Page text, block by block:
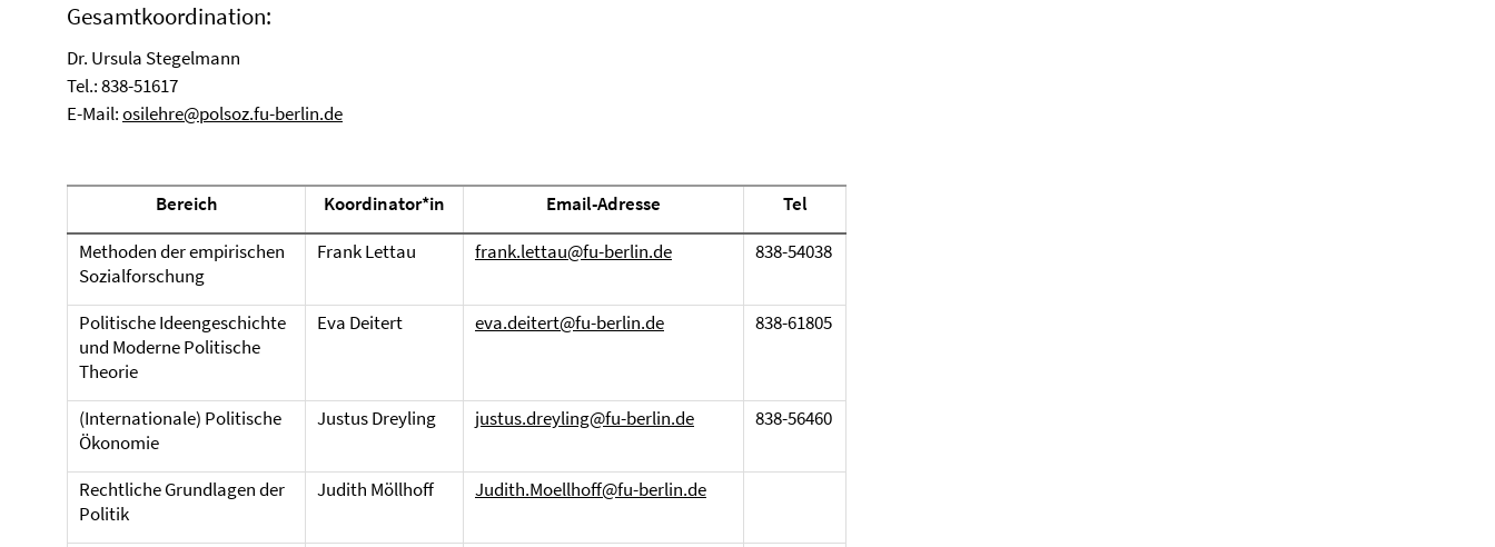
Gesamtkoordination:
Dr. Ursula Stegelmann
Tel.: 838-51617
E-Mail:osilehre@polsoz.fu-berlin.de
Bereich Koordinator*in Email-Adresse
Tel
Methoden der empirischen
Sozialforschung
Frank Lettau frank.lettau@fu-berlin.de 838-54038
Politische Ideengeschichte
und Moderne Politische
Theorie
Eva Deitert eva.deitert@fu-berlin.de 838-61805
(Internationale) Politische
Ökonomie
Justus Dreyling justus.dreyling@fu-berlin.de 838-56460
Rechtliche Grundlagen der
Politik
Judith Möllhoff Judith.Moellhoff@fu-berlin.de